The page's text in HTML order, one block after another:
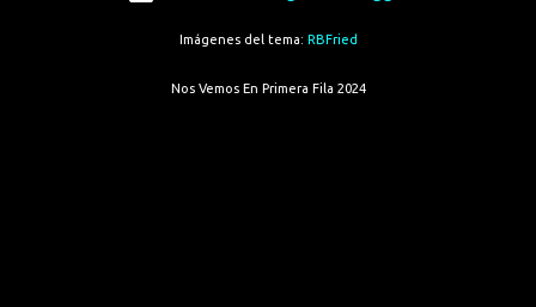
Imágenes del tema: RBFried
Nos Vemos En Primera Fila 2024